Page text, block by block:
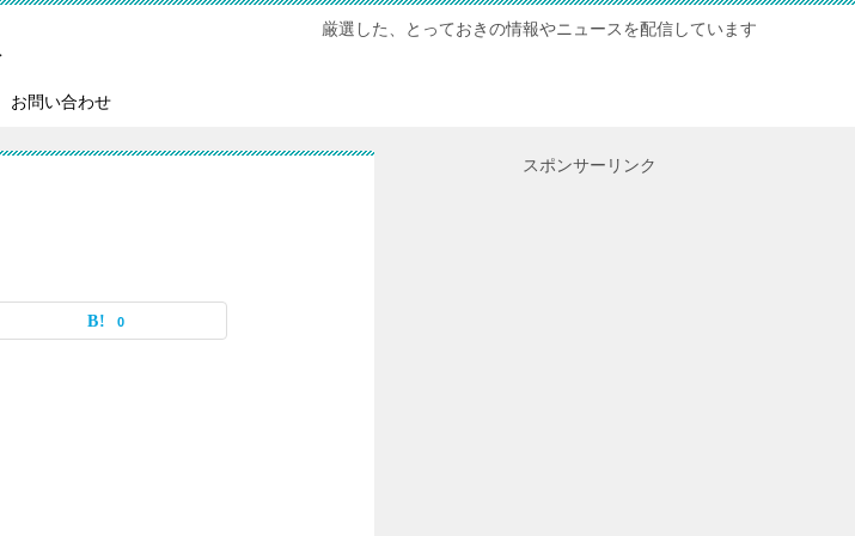
厳選した、とっておきの情報やニュースを配信しています
お問い合わせ
0
スポンサーリンク